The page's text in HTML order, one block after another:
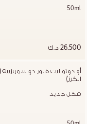
50ml
26.500 د.ك
الكرز)
شكل جديد